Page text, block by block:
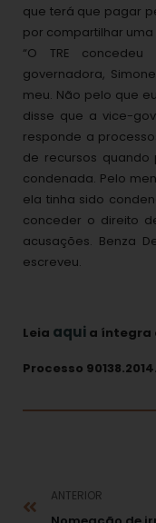
que terá que pagar
por compartilhar
“O TRE
governadora,
meu. Não pelo que
disse que a vice-
responde a
de recursos quando
condenada. Pelo
ela tinha sido
conceder o direito
acusações. Benza
escreveu.
Leia aqui a íntegra
Processo
ANTERIOR